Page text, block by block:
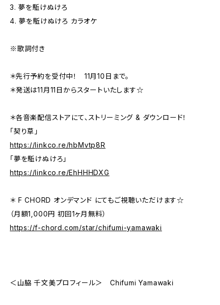
3. 夢を駈けぬけろ
4. 夢を駈けぬけろ カラオケ
※歌詞付き
＊先行予約を受付中！ 11月10日まで。
＊発送は11月11日からスタートいたします☆
＊各音楽配信ストアにて、ストリーミング & ダウンロード！
「契り草」
https://linkco.re/hbMvtp8R
「夢を駈けぬけろ」
https://linkco.re/EhHHHDXG
＊ F CHORD オンデマンド にてもご視聴いただけます☆
（月額1,000円 初回1ヶ月無料）
https://f-chord.com/star/chifumi-yamawaki
＜山脇 千文美プロフィール＞ Chifumi Yamawaki